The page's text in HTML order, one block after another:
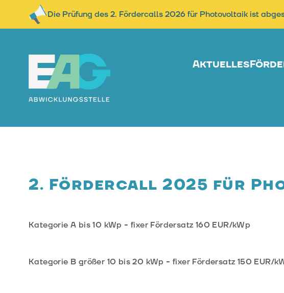
Die Prüfung des 2. Fördercalls 2026 für Photovoltaik ist
Aktuelles
2. Fördercall 2025 für
Kategorie A bis 10 kWp - fixer Fördersatz 160 EUR/kWp
Kategorie B größer 10 bis 20 kWp - fixer Fördersatz 150 EUR/